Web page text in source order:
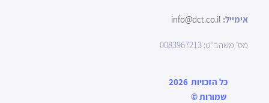
אימייל: info@dct.co.il
מס’ משהב”ט: 0083967213
כל הזכויות
שמורות©
2026